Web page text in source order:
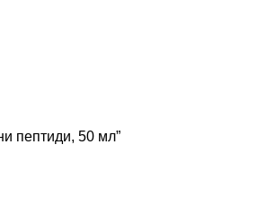
пептиди, 50 мл”